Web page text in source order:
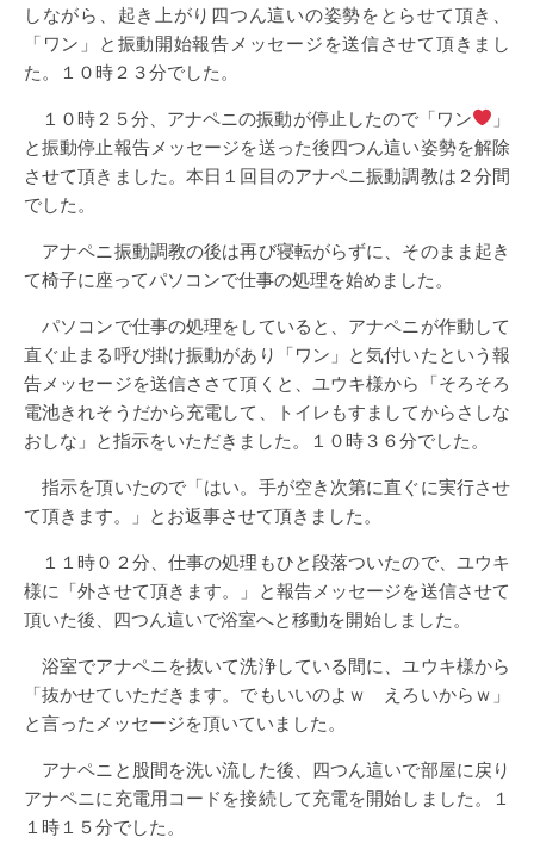
しながら、起き上がり四つん這いの姿勢をとらせて頂き、
「ワン」と振動開始報告メッセージを送信させて頂きまし
た。１０時２３分でした。
１０時２５分、アナペニの振動が停止したので「ワン
」
と振動停止報告メッセージを送った後四つん這い姿勢を解除
させて頂きました。本日１回目のアナペニ振動調教は２分間
でした。
アナペニ振動調教の後は再び寝転がらずに、そのまま起き
て椅子に座ってパソコンで仕事の処理を始めました。
パソコンで仕事の処理をしていると、アナペニが作動して
直ぐ止まる呼び掛け振動があり「ワン」と気付いたという報
告メッセージを送信ささて頂くと、ユウキ様から「そろそろ
電池きれそうだから充電して、トイレもすましてからさしな
おしな」と指示をいただきました。１０時３６分でした。
指示を頂いたので「はい。手が空き次第に直ぐに実行させ
て頂きます。」とお返事させて頂きました。
１１時０２分、仕事の処理もひと段落ついたので、ユウキ
様に「外させて頂きます。」と報告メッセージを送信させて
頂いた後、四つん這いで浴室へと移動を開始しました。
浴室でアナペニを抜いて洗浄している間に、ユウキ様から
「抜かせていただきます。でもいいのよｗ えろいからｗ」
と言ったメッセージを頂いていました。
アナペニと股間を洗い流した後、四つん這いで部屋に戻り
アナペニに充電用コードを接続して充電を開始しました。１
１時１５分でした。